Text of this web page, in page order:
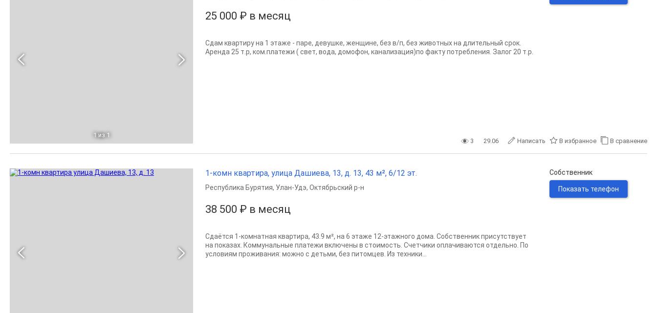
1 из 1
25 000 ₽ в месяц
Сдам квартиру на 1 этаже - паре, девушке, женщине, без в/п, без животных на длительный срок.
Аренда 25 т.р, ком.платежи ( свет, вода, домофон, канализация)по факту потребления. Залог 20 т.р.
3 29.06 Написать В избранное В сравнение
1-комн квартира, улица Дашиева, 13, д. 13, 43 м², 6/12 эт.
38 500 ₽ в месяц
Республика Бурятия, Улан-Удэ, Октябрьский р-н
Сдаётся 1-комнатная квартира, 43.9 м², на 6 этаже 12-этажного дома. Собственник присутствует
на показах. Коммунальные платежи включены в стоимость. Счетчики оплачиваются отдельно. По
условиям проживания: можно с детьми, без питомцев. Из техники...
Собственник
Показать телефон